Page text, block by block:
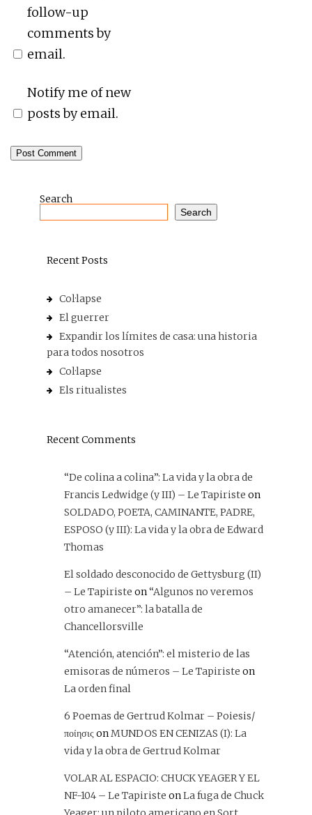
follow-up
comments by
email.
Notify me of new
posts by email.
Search
Search
Recent Posts
Col·lapse
El guerrer
Expandir los límites de casa: una historia
para todos nosotros
Col·lapse
Els ritualistes
Recent Comments
“De colina a colina”: La vida y la obra de
Francis Ledwidge (y III) – Le Tapiriste on
SOLDADO, POETA, CAMINANTE, PADRE,
ESPOSO (y III): La vida y la obra de Edward
Thomas
El soldado desconocido de Gettysburg (II)
– Le Tapiriste on“Algunos no veremos
otro amanecer”: la batalla de
Chancellorsville
“Atención, atención”: el misterio de las
emisoras de números – Le Tapiriste on
La orden final
6 Poemas de Gertrud Kolmar – Poiesis/
ποίησις onMUNDOS EN CENIZAS (I): La
vida y la obra de Gertrud Kolmar
VOLAR AL ESPACIO: CHUCK YEAGER Y EL
NF-104 – Le Tapiriste onLa fuga de Chuck